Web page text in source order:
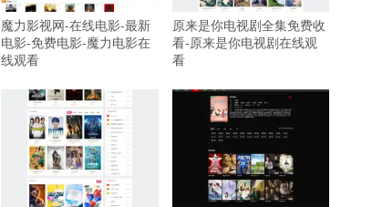
魔力影视网-在线电影-最新
电影-免费电影-魔力电影在
线观看
原来是你电视剧全集免费收
看-原来是你电视剧在线观
看